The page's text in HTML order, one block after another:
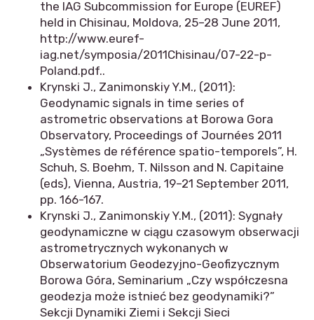
the IAG Subcommission for Europe (EUREF)
held in Chisinau, Moldova, 25–28 June 2011,
http://www.euref-
iag.net/symposia/2011Chisinau/07-22-p-
Poland.pdf..
Krynski J., Zanimonskiy Y.M., (2011):
Geodynamic signals in time series of
astrometric observations at Borowa Gora
Observatory, Proceedings of Journées 2011
„Systèmes de référence spatio-temporels”, H.
Schuh, S. Boehm, T. Nilsson and N. Capitaine
(eds), Vienna, Austria, 19–21 September 2011,
pp. 166-167.
Krynski J., Zanimonskiy Y.M., (2011): Sygnały
geodynamiczne w ciągu czasowym obserwacji
astrometrycznych wykonanych w
Obserwatorium Geodezyjno-Geofizycznym
Borowa Góra, Seminarium „Czy współczesna
geodezja może istnieć bez geodynamiki?”
Sekcji Dynamiki Ziemi i Sekcji Sieci